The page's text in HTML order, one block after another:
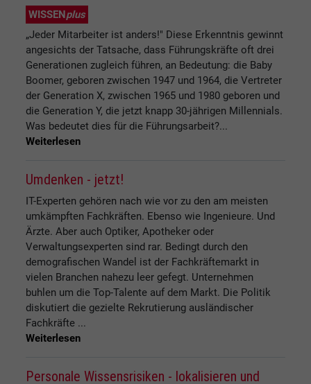
WISSEN plus
„Jeder Mitarbeiter ist anders!" Diese Erkenntnis gewinnt
angesichts der Tatsache, dass Führungskräfte oft drei
Generationen zugleich führen, an Bedeutung: die Baby
Boomer, geboren zwischen 1947 und 1964, die Vertreter
der Generation X, zwischen 1965 und 1980 geboren und
die Generation Y, die jetzt knapp 30-jährigen Millennials.
Was bedeutet dies für die Führungsarbeit?...
Weiterlesen
Umdenken - jetzt!
IT-Experten gehören nach wie vor zu den am meisten
umkämpften Fachkräften. Ebenso wie Ingenieure. Und
Ärzte. Aber auch Optiker, Apotheker oder
Verwaltungsexperten sind rar. Bedingt durch den
demografischen Wandel ist der Fachkräftemarkt in
vielen Branchen nahezu leer gefegt. Unternehmen
buhlen um die Top-Talente auf dem Markt. Die Politik
diskutiert die gezielte Rekrutierung ausländischer
Fachkräfte ...
Weiterlesen
Personale Wissensrisiken - lokalisieren und